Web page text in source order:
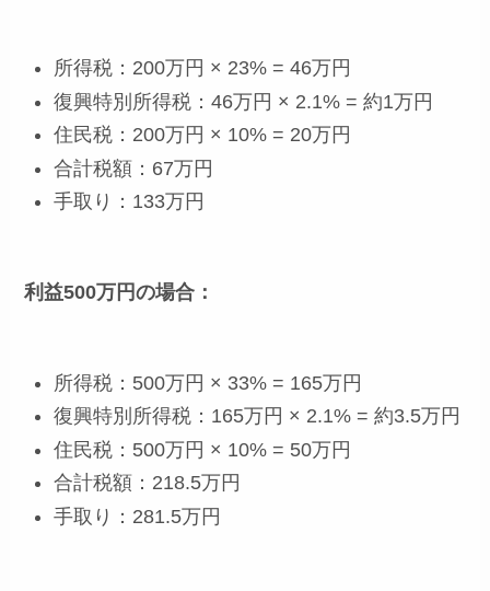
所得税：200万円 × 23% = 46万円
復興特別所得税：46万円 × 2.1% = 約1万円
住民税：200万円 × 10% = 20万円
合計税額：67万円
手取り：133万円
利益500万円の場合：
所得税：500万円 × 33% = 165万円
復興特別所得税：165万円 × 2.1% = 約3.5万円
住民税：500万円 × 10% = 50万円
合計税額：218.5万円
手取り：281.5万円